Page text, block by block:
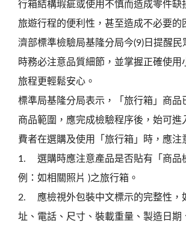
行箱結構瑕疵或使用不慎而造成零件缺
旅遊行程的便利性，甚至造成不必要的
濟部標準檢驗局基隆分局今(9)日提醒民
時務必注意品質細節，並掌握正確使用
旅程更輕鬆安心。
標準局基隆分局表示，「旅行箱」商品
商品範圍，應完成檢驗程序後，始可進
費者在選購及使用「旅行箱」時，應注
1.
選購時應注意產品是否貼有「商品
例：如相關照片 )之旅行箱。
2.
應檢視外包裝中文標示的完整性，
址、電話、尺寸、裝載重量、製造日期